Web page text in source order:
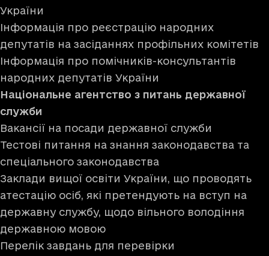
України
Інформація про реєстрацію народних
депутатів на засіданнях профільних комітетів
Інформація про помічників-консультантів
народних депутатів України
Національне агентство з питань державної
служби
Вакансії на посади державної служби
Тестові питання на знання законодавства та
спеціального законодавства
Заклади вищої освіти України, що проводять
атестацію осіб, які претендують на вступ на
державну службу, щодо вільного володіння
державною мовою
Перелік завдань для перевірки